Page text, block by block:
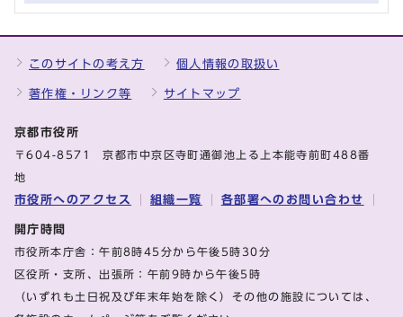
このサイトの考え方 個人情報の取扱い
著作権・リンク等 サイトマップ
京都市役所
〒604-8571 京都市中京区寺町通御池上る上本能寺前町488番
地
市役所へのアクセス 組織一覧 各部署へのお問い合わせ
開庁時間
市役所本庁舎：午前8時45分から午後5時30分
区役所・支所、出張所：午前9時から午後5時
（いずれも土日祝及び年末年始を除く）その他の施設については、